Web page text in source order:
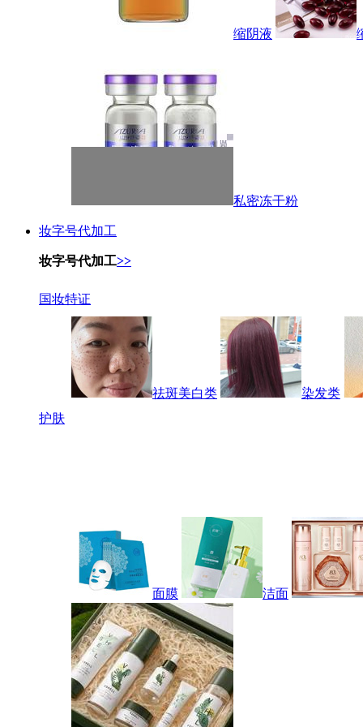
缩阴液
私密冻干粉
妆字号代加工
妆字号代加工>>
国妆特证
祛斑美白类
染发类
护肤
面膜 洁面